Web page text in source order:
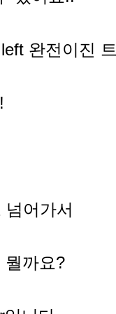
완전이진
넘어가서
뭘까요?